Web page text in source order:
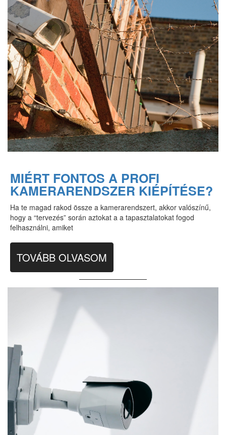
MIÉRT FONTOS A PROFI
KAMERARENDSZER KIÉPÍTÉSE?
Ha te magad rakod össze a kamerarendszert, akkor valószínű,
hogy a “tervezés” során aztokat a a tapasztalatokat fogod
felhasználni, amiket
TOVÁBB OLVASOM